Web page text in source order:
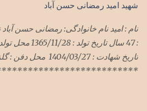
شهید امید رمضانی حسن آباد
نام : امید نام خانوادگی: رمضانی حسن
: 47 سال
تاریخ شهادت : 1404/